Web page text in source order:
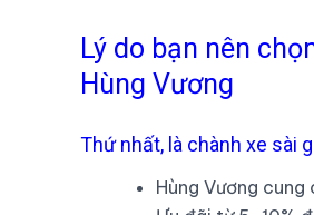
Lý do bạn nên
Hùng Vương
Thứ nhất, là chành xe sài
Hùng Vương